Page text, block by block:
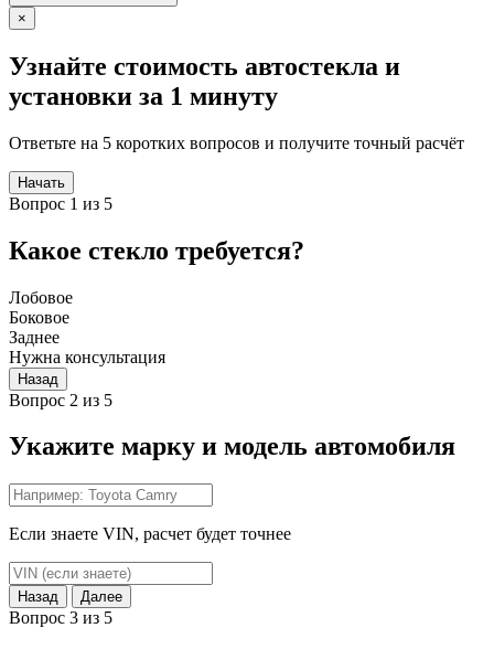
×
Узнайте стоимость автостекла и
установки за 1 минуту
Ответьте на 5 коротких вопросов и получите точный расчёт
Начать
Вопрос 1 из 5
Какое стекло требуется?
Лобовое
Боковое
Заднее
Нужна консультация
Назад
Вопрос 2 из 5
Укажите марку и модель автомобиля
Если знаете VIN, расчет будет точнее
Назад Далее
Вопрос 3 из 5